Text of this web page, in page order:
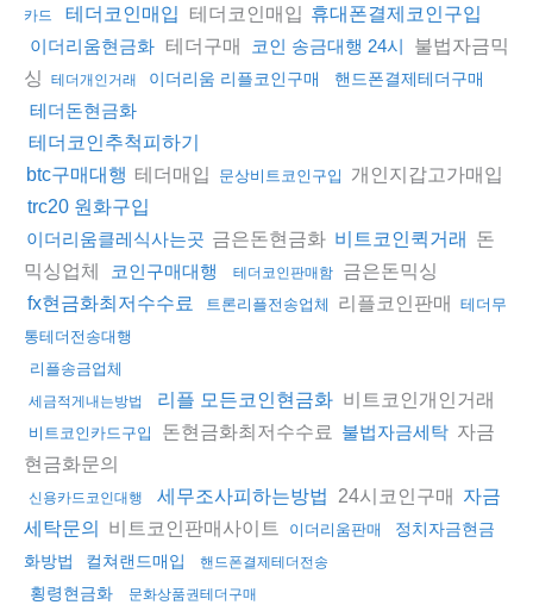
카드
테더코인매입 테더코인매입 휴대폰결제코인구입
이더리움현금화 테더구매 코인 송금대행 24시
불법자금믹
싱
테더개인거래 이더리움 리플코인구매 핸드폰결제테더구매
테더돈현금화
테더코인추척피하기
btc구매대행 테더매입 문상비트코인구입 개인지갑고가매입
trc20 원화구입
이더리움클레식사는곳 금은돈현금화 비트코인퀵거래
돈
믹싱업체
코인구매대행 테더코인판매함 금은돈믹싱
fx현금화최저수수료 트론리플전송업체 리플코인판매 테더무
통테더전송대행
리플송금업체
세금적게내는방법 리플 모든코인현금화 비트코인개인거래
비트코인카드구입 돈현금화최저수수료 불법자금세탁 자금
현금화문의
신용카드코인대행 세무조사피하는방법 24시코인구매 자금
세탁문의
비트코인판매사이트 이더리움판매
정치자금현금
화방법
컬쳐랜드매입 핸드폰결제테더전송
횡령현금화 문화상품권테더구매